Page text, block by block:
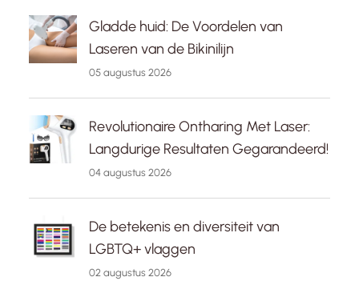
Gladde huid: De Voordelen van
Laseren van de Bikinilijn
05 augustus 2026
Revolutionaire Ontharing Met Laser:
Langdurige Resultaten Gegarandeerd!
04 augustus 2026
De betekenis en diversiteit van
LGBTQ+ vlaggen
02 augustus 2026